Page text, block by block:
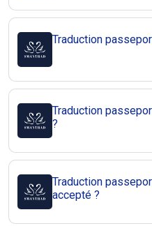
Traduction
Traduction
?
Traduction
accepté ?